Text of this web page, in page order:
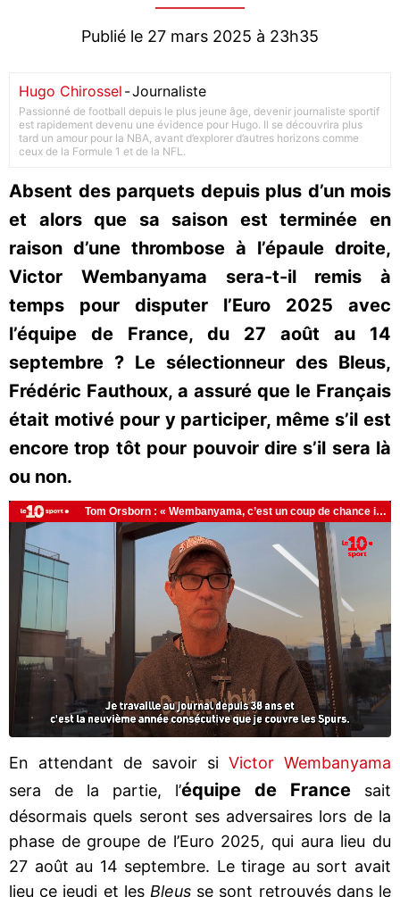
Publié le 27 mars 2025 à 23h35
Hugo Chirossel -Journaliste
Passionné de football depuis le plus jeune âge, devenir journaliste sportif
est rapidement devenu une évidence pour Hugo. Il se découvrira plus
tard un amour pour la NBA, avant d’explorer d’autres horizons comme
ceux de la Formule 1 et de la NFL.
Absent des parquets depuis plus d’un mois
et alors que sa saison est terminée en
raison d’une thrombose à l’épaule droite,
Victor Wembanyama sera-t-il remis à
temps pour disputer l’Euro 2025 avec
l’équipe de France, du 27 août au 14
septembre ? Le sélectionneur des Bleus,
Frédéric Fauthoux, a assuré que le Français
était motivé pour y participer, même s’il est
encore trop tôt pour pouvoir dire s’il sera là
ou non.
En attendant de savoir si Victor Wembanyama
sera de la partie, l’équipe de France sait
désormais quels seront ses adversaires lors de la
phase de groupe de l’Euro 2025, qui aura lieu du
27 août au 14 septembre. Le tirage au sort avait
lieu ce jeudi et les Bleus se sont retrouvés dans le